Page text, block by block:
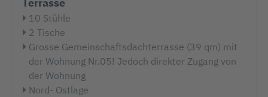
Terrasse
10 Stühle
2 Tische
Grosse Gemeinschaftsdachterrasse (39 qm) mit
der Wohnung Nr.05! Jedoch direkter Zugang von
der Wohnung
Nord- Ostlage